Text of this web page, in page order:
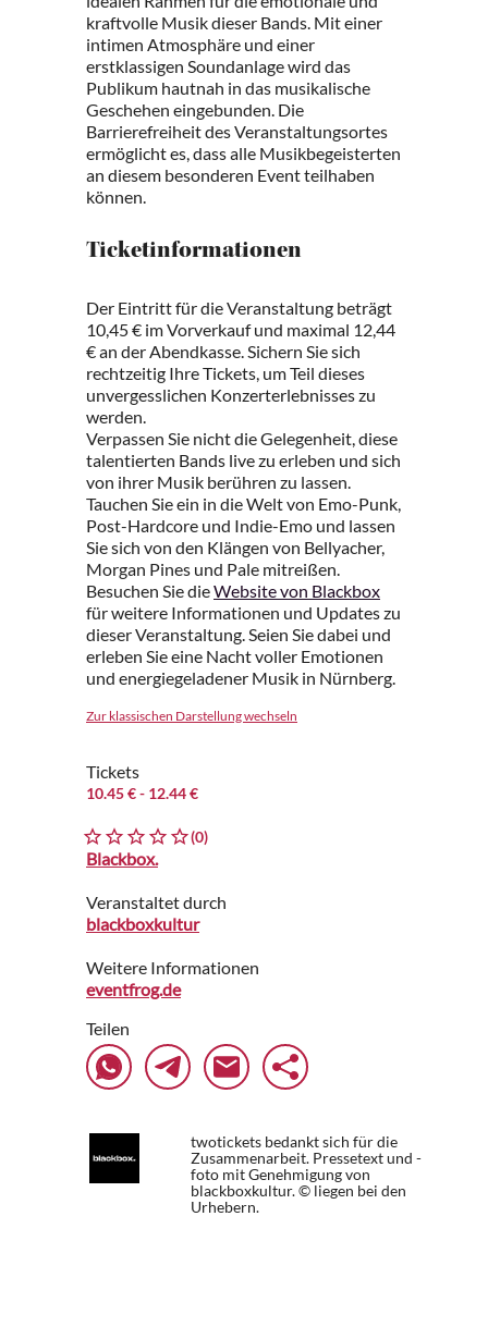
kraftvolle Musik dieser Bands. Mit einer
intimen Atmosphäre und einer
erstklassigen Soundanlage wird das
Publikum hautnah in das musikalische
Geschehen eingebunden. Die
Barrierefreiheit des Veranstaltungsortes
ermöglicht es, dass alle Musikbegeisterten
an diesem besonderen Event teilhaben
können.
Ticketinformationen
Der Eintritt für die Veranstaltung beträgt
10,45 € im Vorverkauf und maximal 12,44
€ an der Abendkasse. Sichern Sie sich
rechtzeitig Ihre Tickets, um Teil dieses
unvergesslichen Konzerterlebnisses zu
werden.
Verpassen Sie nicht die Gelegenheit, diese
talentierten Bands live zu erleben und sich
von ihrer Musik berühren zu lassen.
Tauchen Sie ein in die Welt von Emo-Punk,
Post-Hardcore und Indie-Emo und lassen
Sie sich von den Klängen von Bellyacher,
Morgan Pines und Pale mitreißen.
Besuchen Sie dieWebsite von Blackbox
für weitere Informationen und Updates zu
dieser Veranstaltung. Seien Sie dabei und
erleben Sie eine Nacht voller Emotionen
und energiegeladener Musik in Nürnberg.
Zur klassischen Darstellung wechseln
Tickets
10.45 €- 12.44 €
(0)
Blackbox.
Veranstaltet durch
blackboxkultur
Weitere Informationen
eventfrog.de
Teilen
twotickets bedankt sich für die
Zusammenarbeit. Pressetext und -
foto mit Genehmigung von
blackboxkultur. © liegen bei den
Urhebern.